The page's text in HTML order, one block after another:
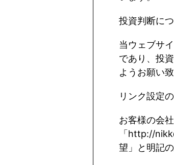
投資判断に
当ウェブサ
であり、投
ようお願い致
リンク設定
お客様の会
「http://
望」と明記の